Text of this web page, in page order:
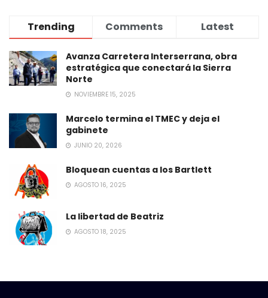
Trending Comments Latest
Avanza Carretera Interserrana, obra
estratégica que conectará la Sierra
Norte
NOVIEMBRE 15, 2025
Marcelo termina el TMEC y deja el
gabinete
JUNIO 20, 2026
Bloquean cuentas a los Bartlett
AGOSTO 16, 2025
La libertad de Beatriz
AGOSTO 18, 2025